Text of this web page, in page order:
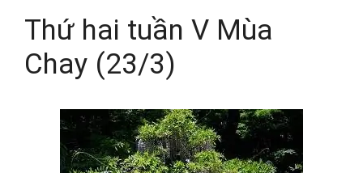
Thứ hai tuần V Mùa
Chay (23/3)